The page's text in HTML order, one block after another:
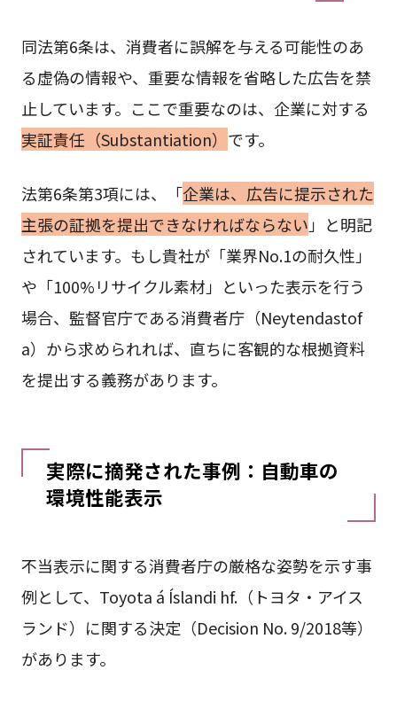
同法第6条は、消費者に誤解を与える可能性のあ
る虚偽の情報や、重要な情報を省略した広告を禁
止しています。ここで重要なのは、企業に対する
実証責任（Substantiation） です。
法第6条第3項には、「企業は、広告に提示された
主張の証拠を提出できなければならない」と明記
されています。もし貴社が「業界No.1の耐久性」
や「100%リサイクル素材」といった表示を行う
場合、監督官庁である消費者庁（Neytendastof
a）から求められれば、直ちに客観的な根拠資料
を提出する義務があります。
実際に摘発された事例：自動車の
環境性能表示
不当表示に関する消費者庁の厳格な姿勢を示す事
例として、Toyota á Íslandi hf.（トヨタ・アイス
ランド）に関する決定（Decision No. 9/2018等）
があります。